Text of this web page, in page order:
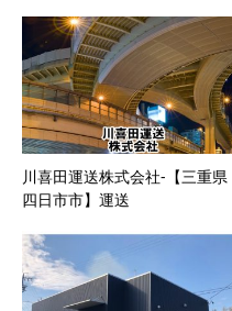
川喜田運送株式会社-【三重県
四日市市】運送